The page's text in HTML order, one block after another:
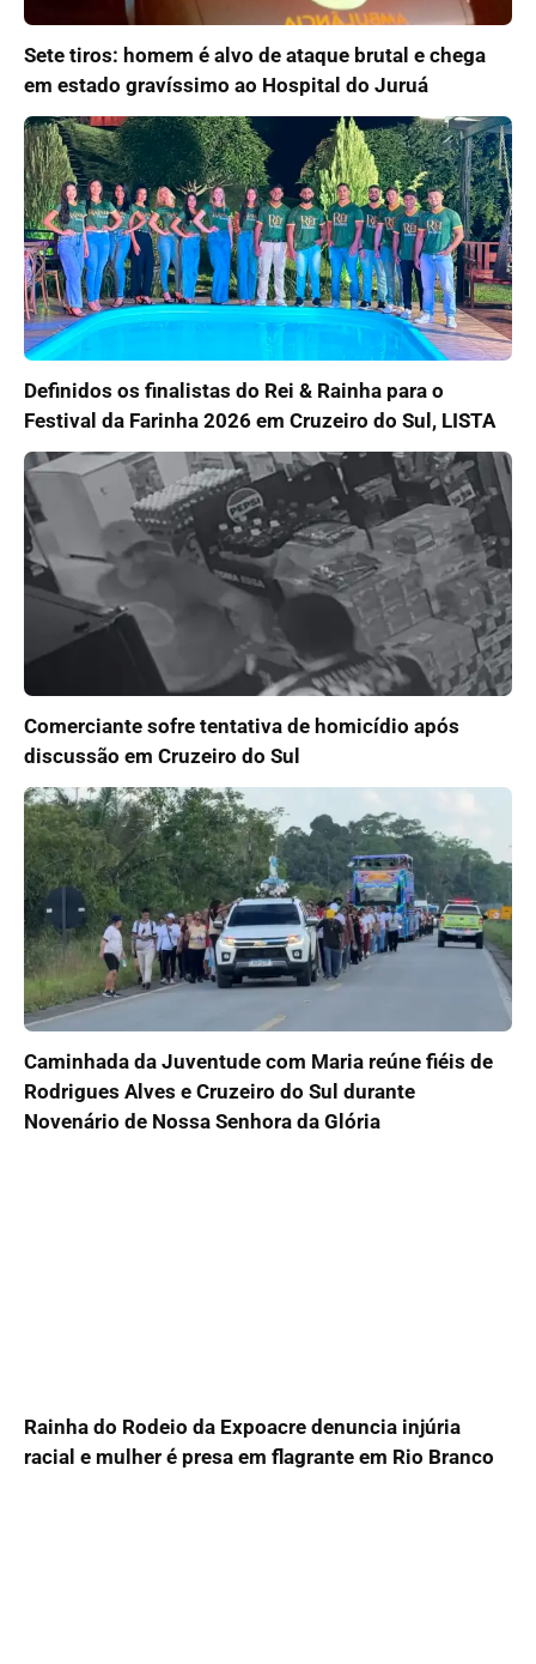
Sete tiros: homem é alvo de ataque brutal e chega
em estado gravíssimo ao Hospital do Juruá
Definidos os finalistas do Rei & Rainha para o
Festival da Farinha 2026 em Cruzeiro do Sul, LISTA
Comerciante sofre tentativa de homicídio após
discussão em Cruzeiro do Sul
Caminhada da Juventude com Maria reúne fiéis de
Rodrigues Alves e Cruzeiro do Sul durante
Novenário de Nossa Senhora da Glória
Rainha do Rodeio da Expoacre denuncia injúria
racial e mulher é presa em flagrante em Rio Branco